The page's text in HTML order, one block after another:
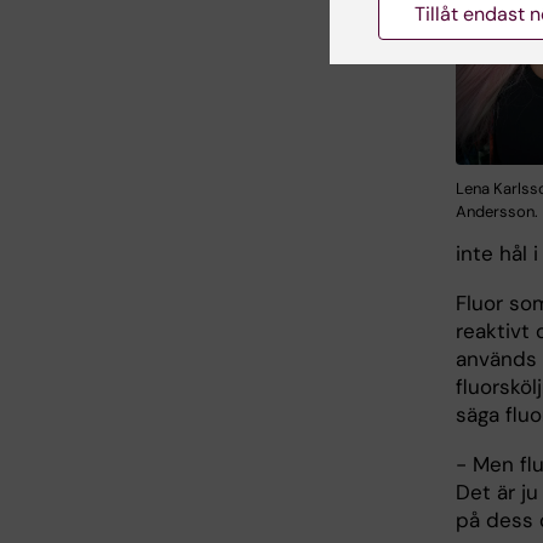
Lena
Andersson.
inte hål
Fluor
reaktivt
säga
- Men
Det är
på dess
Tillåt endast